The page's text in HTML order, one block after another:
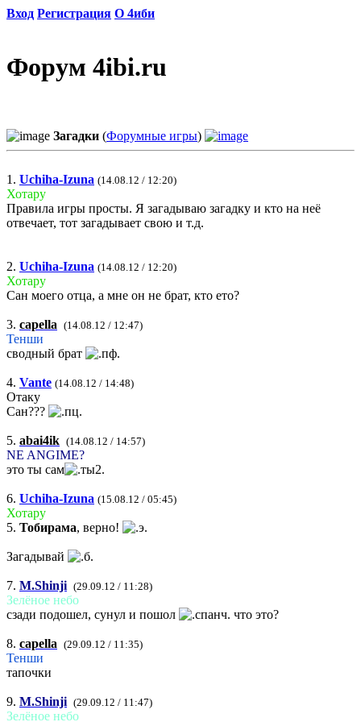
Вход Регистрация О 4иби
Форум 4ibi.ru
Загадки (Форумные игры)
1. Uchiha-Izuna (14.08.12 / 12:20)
Хотару
Правила игры просты. Я загадываю загадку и кто на неё
отвечает, тот загадывает свою и т.д.
2. Uchiha-Izuna (14.08.12 / 12:20)
Хотару
Сан моего отца, а мне он не брат, кто ето?
3. capella (14.08.12 / 12:47)
Тенши
сводный брат
4. Vante (14.08.12 / 14:48)
Отаку
Сан???
5. abai4ik (14.08.12 / 14:57)
NE ANGIME?
это ты сам
6. Uchiha-Izuna (15.08.12 / 05:45)
Хотару
5. Тобирама, верно!
Загадывай
7. M.Shinji (29.09.12 / 11:28)
Зелёное небо
сзади подошел, сунул и пошол
что это?
8. capella (29.09.12 / 11:35)
Тенши
тапочки
9. M.Shinji (29.09.12 / 11:47)
Зелёное небо